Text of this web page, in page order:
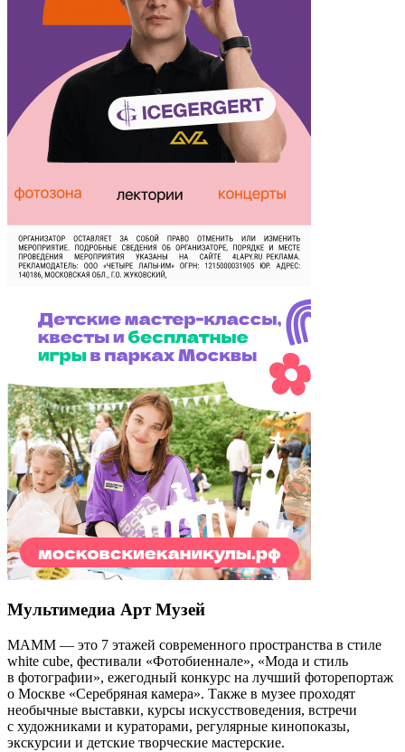
Мультимедиа Арт Музей
МАММ — это 7 этажей современного пространства в стиле
white cube, фестивали «Фотобиеннале», «Мода и стиль
в фотографии», ежегодный конкурс на лучший фоторепортаж
о Москве «Серебряная камера». Также в музее проходят
необычные выставки, курсы искусствоведения, встречи
с художниками и кураторами, регулярные кинопоказы,
экскурсии и детские творческие мастерские.